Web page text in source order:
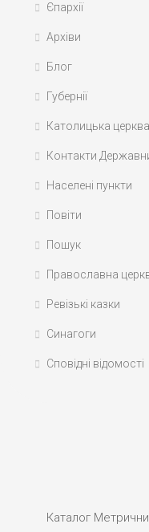
Єпархії
Архіви
Блог
Губернії
Католицька церква
Контакти
Населені пункти
Повіти
Пошук
Православна
Ревізькі казки
Синагоги
Сповідні відомості
Каталог